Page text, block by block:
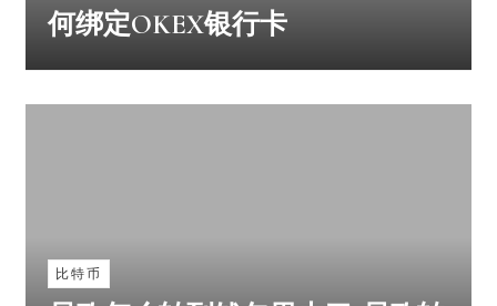
何绑定OKEX银行卡
比特币